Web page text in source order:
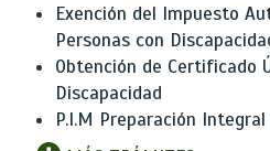
Exención del Impuesto
Personas con
Obtención de Certificado
Discapacidad
P.I.M Preparación